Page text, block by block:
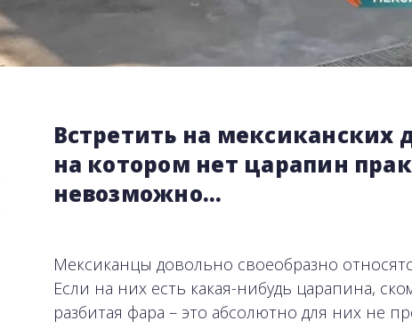
Встретить на мексиканских
на котором нет царапин
невозможно…
Мексиканцы довольно своеобразно
Если на них есть какая-нибудь царапина,
разбитая фара – это абсолютно для них не